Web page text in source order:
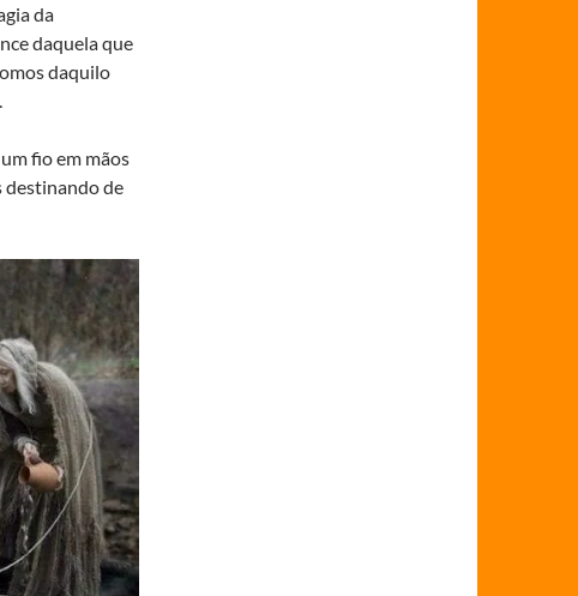
da
daquela que
daquilo
fio em mãos
destinando de